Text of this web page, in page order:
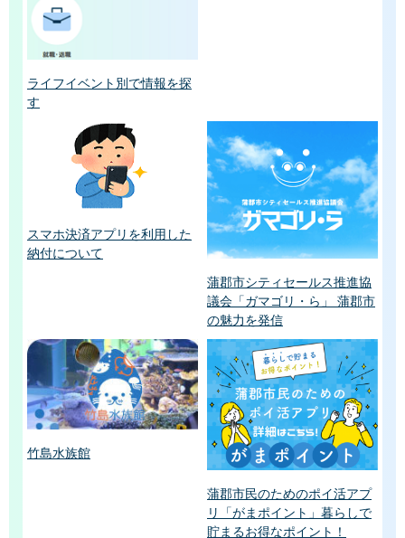
ライフイベント別で情報を探
す
スマホ決済アプリを利用した
納付について
蒲郡市シティセールス推進協
議会「ガマゴリ・ら」 蒲郡市
の魅力を発信
竹島水族館
蒲郡市民のためのポイ活アプ
リ「がまポイント」暮らしで
貯まるお得なポイント！